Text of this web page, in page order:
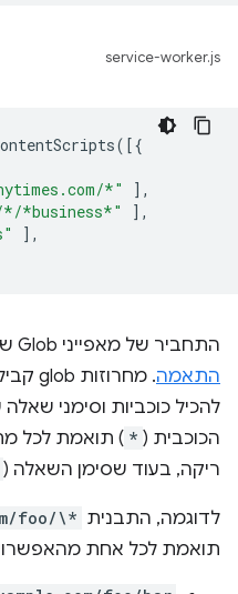
service-worker.js
([{
*"
],
*business*"
],
],
התחביר של מאפייני Glob שונה וגמיש יותר מזה של
התאמה
להכיל כוכביות וסימני
הכוכבית ( * ) תואמת לכל
ריקה, בעוד שסימן השאלה (
לדוגמה, התבנית foo/\*
תואמת לכל אחת